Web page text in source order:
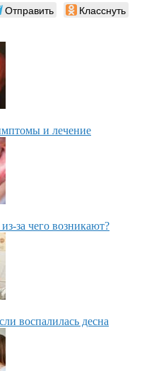
Отправить Класснуть
и лечение
за чего возникают?
воспалилась десна